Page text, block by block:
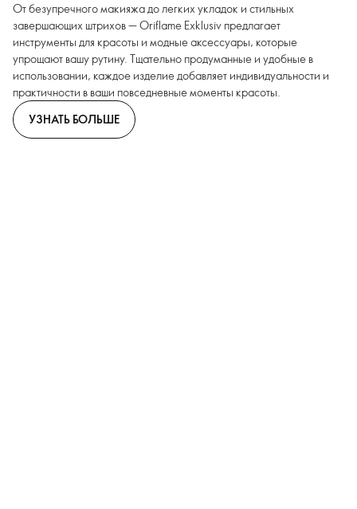
От безупречного макияжа до легких укладок и стильных
завершающих штрихов — Oriflame Exklusiv предлагает
инструменты для красоты и модные аксессуары, которые
упрощают вашу рутину. Тщательно продуманные и удобные в
использовании, каждое изделие добавляет индивидуальности и
практичности в ваши повседневные моменты красоты.
УЗНАТЬ БОЛЬШЕ